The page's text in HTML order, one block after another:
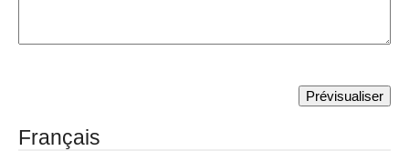
Français